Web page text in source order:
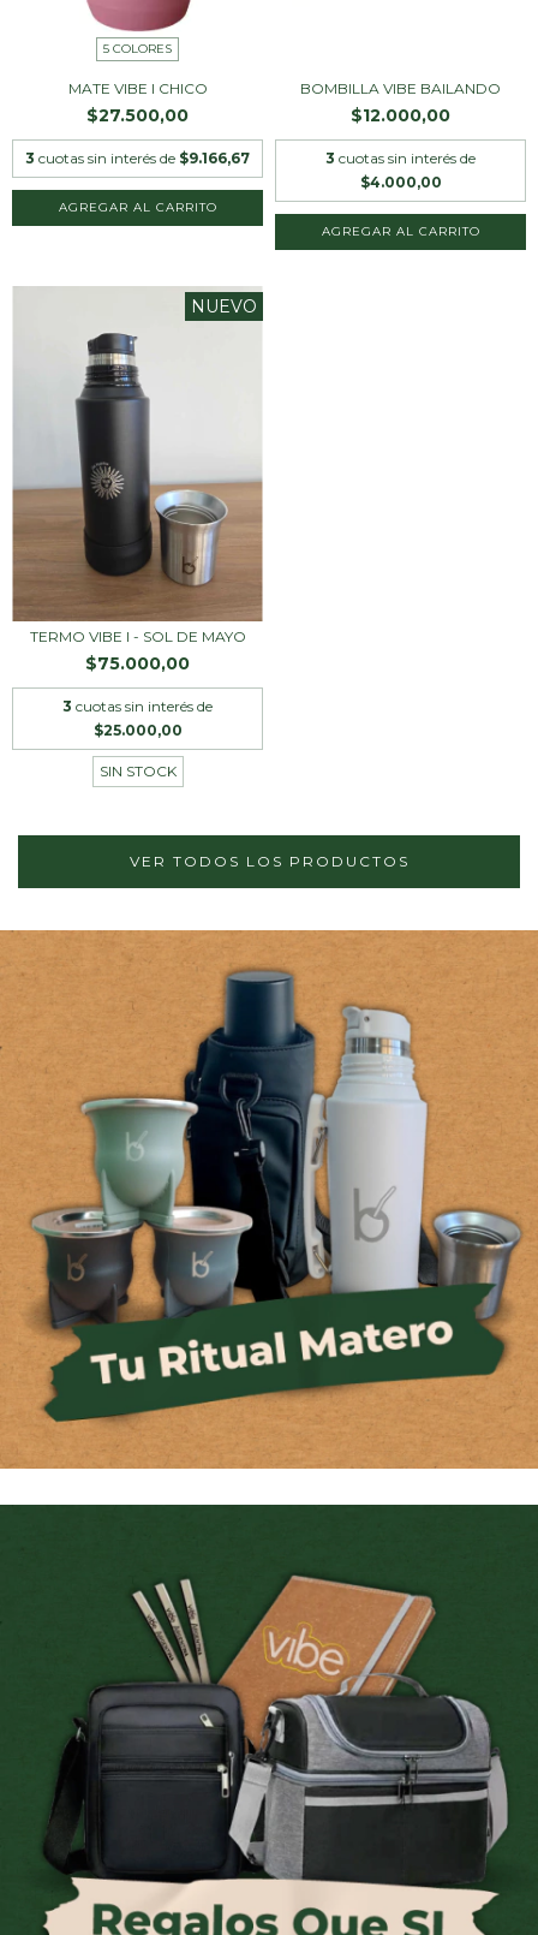
5 COLORES
MATE VIBE I CHICO
$27.500,00
3 cuotas sin interés de $9.166,67
AGREGAR AL CARRITO
BOMBILLA VIBE BAILANDO
$12.000,00
3 cuotas sin interés de
$4.000,00
NUEVO
TERMO VIBE I - SOL DE MAYO
$75.000,00
3 cuotas sin interés de
$25.000,00
SIN STOCK
VER TODOS LOS PRODUCTOS